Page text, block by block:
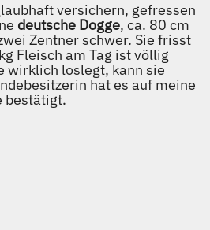
versichern, gefressen
deutsche Dogge, ca. 80 cm
Zentner schwer. Sie frisst
Fleisch am Tag ist völlig
wirklich loslegt, kann sie
hat es auf meine
bestätigt.